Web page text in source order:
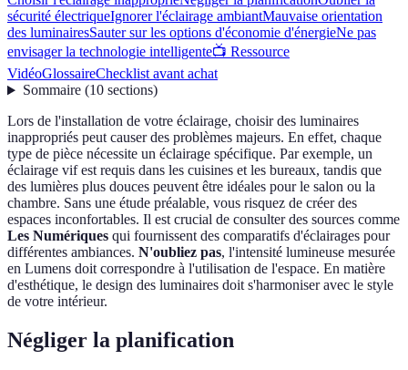
sécurité électriqueIgnorer l'éclairage ambiantMauvaise orientation
des luminairesSauter sur les options d'économie d'énergieNe pas
envisager la technologie intelligente📺 Ressource
VidéoGlossaireChecklist avant achat
Sommaire(10 sections)
Lors de l'installation de votre éclairage, choisir des luminaires
inappropriés peut causer des problèmes majeurs. En effet, chaque
type de pièce nécessite un éclairage spécifique. Par exemple, un
éclairage vif est requis dans les cuisines et les bureaux, tandis que
des lumières plus douces peuvent être idéales pour le salon ou la
chambre. Sans une étude préalable, vous risquez de créer des
espaces inconfortables. Il est crucial de consulter des sources comme
Les Numériques qui fournissent des comparatifs d'éclairages pour
différentes ambiances. N'oubliez pas, l'intensité lumineuse mesurée
en Lumens doit correspondre à l'utilisation de l'espace. En matière
d'esthétique, le design des luminaires doit s'harmoniser avec le style
de votre intérieur.
Négliger la planification